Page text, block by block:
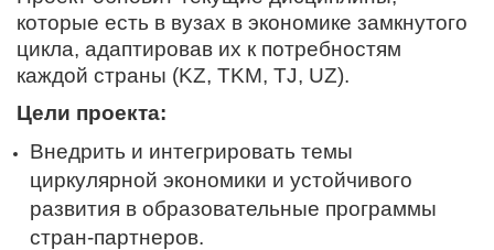
которые есть в вузах в экономике замкнутого
цикла, адаптировав их к потребностям
каждой страны (KZ, TKM, TJ, UZ).
Цели проекта:
Внедрить и интегрировать темы
циркулярной экономики и устойчивого
развития в образовательные программы
стран-партнеров.